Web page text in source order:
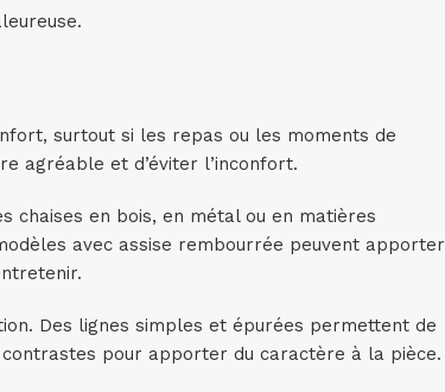
surtout si les repas ou les moments de
agréable et d’éviter l’inconfort.
chaises en bois, en métal ou en matières
avec assise rembourrée peuvent apporter
Des lignes simples et épurées permettent de
pour apporter du caractère à la pièce.